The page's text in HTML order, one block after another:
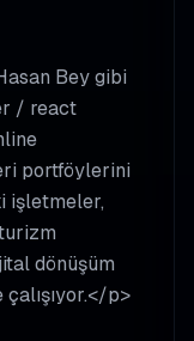
Bey gibi
/ react
portföylerini
işletmeler,
dönüşüm
p>